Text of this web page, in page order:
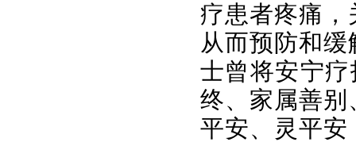
疗患者疼痛
从而预防和
士曾将安宁疗
终、家属善
平安、灵平